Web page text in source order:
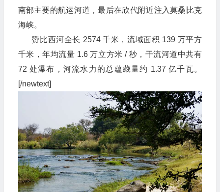
南部主要的航运河道，最后在欣代附近注入莫桑比克
海峡。
赞比西河全长 2574 千米，流域面积 139 万平方
千米，年均流量 1.6 万立方米 / 秒，干流河道中共有
72 处瀑布，河流水力的总蕴藏量约 1.37 亿千瓦。
[/newtext]